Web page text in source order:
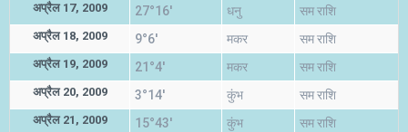
अप्रैल 17, 2009 27°16' धनु सम राशि
अप्रैल 18, 2009 9°6' मकर सम राशि
अप्रैल 19, 2009 21°4' मकर सम राशि
अप्रैल 20, 2009 3°14' कुंभ सम राशि
अप्रैल 21, 2009 15°43' कुंभ सम राशि